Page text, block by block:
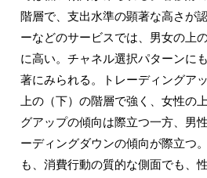
階層で、支出水準の顕著な高さが
ーなどのサービスでは、男女の上
に高い。チャネル選択パターンに
著にみられる。トレーディングア
上の（下）の階層で強く、女性の
グアップの傾向は際立つ一方、男
ーディングダウンの傾向が際立つ
も、消費行動の質的な側面でも、